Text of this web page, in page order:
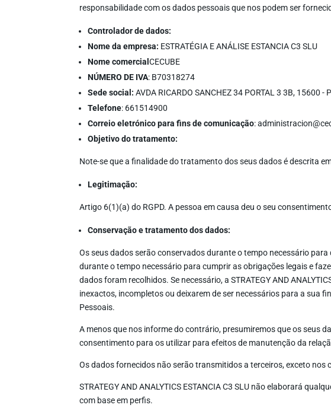
responsabilidade com os dados pessoais que nos podem ser
Controlador de dados:
Nome da empresa: ESTRATÉGIA E ANÁLISE ESTANCIA C3 SLU
Nome comercialCECUBE
NÚMERO DE IVA: B70318274
Sede social: AVDA RICARDO SANCHEZ 34 PORTAL 3 3B, 15600 -
Telefone: 661514900
Correio eletrónico para fins de comunicação:
Objetivo do tratamento:
Note-se que a finalidade do tratamento dos seus dados é descrita
Legitimação:
Artigo 6(1)(a) do RGPD. A pessoa em causa deu o seu
Conservação e tratamento dos dados:
Os seus dados serão conservados durante o tempo necessário
durante o tempo necessário para cumprir as obrigações legais e
dados foram recolhidos. Se necessário, a STRATEGY AND
inexactos, incompletos ou deixarem de ser necessários para a sua
Pessoais.
A menos que nos informe do contrário, presumiremos que os seus
consentimento para os utilizar para efeitos de manutenção da
Os dados fornecidos não serão transmitidos a terceiros, exceto nos
STRATEGY AND ANALYTICS ESTANCIA C3 SLU não elaborará
com base em perfis.